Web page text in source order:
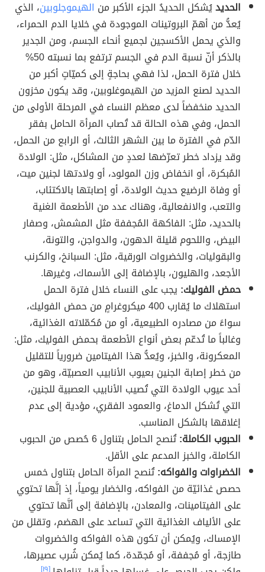
الحديديُشكل الحديدُ الجزء الأكبر من الهيموجلوبين، الذي
يُعدُّ من أهمّ البروتينات الموجودة في خلايا الدم الحمراء،
والذي يحمل الأكسجين لجميع أنحاء الجسم، ومن الجدير
بالذكر أنّ نسبة الدم في الجسم ترتفع بما نسبته 50%
خلال فترة الحمل، لذا فهي بحاجةٍ إلى كميّاتٍ أكبر من
الحديد لصنع المزيد من الهيموغلوبين، وقد يكون مخزون
الحديد منخفضاً لدى معظم النساء في المرحلة الأولى من
الحمل، وفي هذه الحالة قد تُصاب المرأة الحامل بفقر
الدّم في الفترة ما بين الشهر الثالث، أو الرابع من الحمل،
وقد يزداد خطر تعرّضها لعددٍ من المشاكل، مثل: الولادة
المُبكرة، أو انخفاض وزن المولود، أو ولادتها لجنين ميت،
أو وفاة الرضيع حديث الولادة، أو إصابتها بالاكتئاب،
والتعب، والانفعالية، وهناك عدد من الأطعمة الغنية
بالحديد، مثل: الفاكهة المُجففة مثل المشمش، وصفار
البيض، واللحوم قليلة الدهون، والدواجن، والتونة،
والبقوليات، والخضروات الورقية، مثل: السبانخ، والكرنب
الأجعد، والهليون، بالإضافة إلى الأسماك، وغيرها.
حمض الفوليك: يجب على النساء خلال فترة الحمل
استهلاك ما يُقارب 400 ميكروغرامٍ من حمض الفوليك،
سواءً من مصادره الطبيعية، أو من مُكمّلاته الغذائية،
وغالباً ما تُدعّم بعض أنواع الأطعمة بحمض الفوليك، مثل:
المعكرونة، والخبز، ويُعدُّ هذا الفيتامين ضرورياً للتقليل
من خطر إصابة الجنين بعيوب الأنابيب العصبيّة، وهو من
أحد عيوب الولادة التي تُصيب الأنابيب العصبية للجنين،
التي تُشكل الدماغ، والعمود الفقري، مؤدية إلى عدم
إغلاقها بالشكل المناسب.
الحبوب الكاملة:
تُنصح الحامل بتناول 6 حُصص من الحبوب
الكاملة، والخبز المدعم على الأقل.
الخضراوات والفواكه:تُنصح المرأة الحامل بتناول خمس
حصص غذائيّة من الفواكه، والخضار يومياً، إذ إنَّها تحتوي
على الفيتامينات، والمعادن، بالإضافة إلى أنَّها تحتوي
على الألياف الغذائية التي تساعد على الهضم، وتقلل من
الإمساك، ويُمكن أن تكون هذه الفواكه والخضروات
طازجة، أو مُجففة، أو مُجمّدة، كما يُمكن شُرب عصيرها،
[١٩]